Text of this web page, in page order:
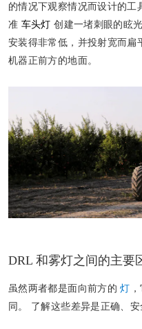
的情况下观察情况而设计的工
准 车头灯创建一堵刺眼的眩
安装得非常低，并投射宽而扁
机器正前方的地面。
DRL 和雾灯之间的主要
虽然两者都是面向前方的灯
同。 了解这些差异是正确、安